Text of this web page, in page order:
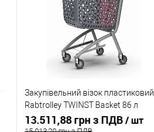
Закупівельний візок пластиковий
Rabtrolley TWINST Basket 86 л
Червоний
13.511,88 грн з ПДВ/ шт